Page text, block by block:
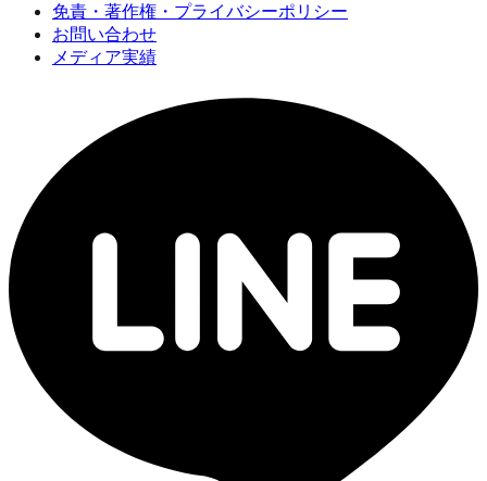
免責・著作権・プライバシーポリシー
お問い合わせ
メディア実績